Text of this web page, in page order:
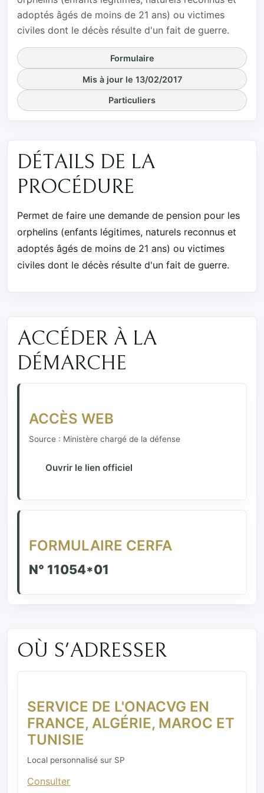
adoptés âgés de moins de 21 ans) ou victimes
civiles dont le décès résulte d'un fait de guerre.
Formulaire
Mis à jour le 13/02/2017
Particuliers
DÉTAILS DE LA
PROCÉDURE
Permet de faire une demande de pension pour les
orphelins (enfants légitimes, naturels reconnus et
adoptés âgés de moins de 21 ans) ou victimes
civiles dont le décès résulte d'un fait de guerre.
ACCÉDER À LA
DÉMARCHE
ACCÈS WEB
Source : Ministère chargé de la défense
Ouvrir le lien officiel
FORMULAIRE CERFA
N° 11054*01
OÙ S'ADRESSER
SERVICE DE L'ONACVG EN
FRANCE, ALGÉRIE, MAROC ET
TUNISIE
Local personnalisé sur SP
Consulter